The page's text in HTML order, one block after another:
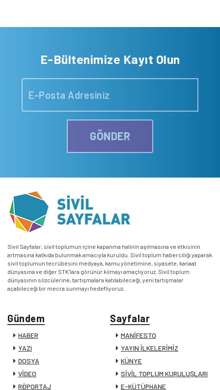
E-Bültenimize Kayıt Olun
GÖNDER
Sivil Sayfalar, sivil toplumun içine kapanma halinin aşılmasına ve etkisinin
artmasına katkıda bulunmak amacıyla kuruldu. Sivil toplum haberciliği yaparak
sivil toplumun tecrübesini medyaya, kamu yönetimine, siyasete, kanaat
dünyasına ve diğer STK’lara görünür kılmayı amaçlıyoruz. Sivil toplum
dünyasının sözcülerine, tartışmalara katılabileceği, yeni tartışmalar
açabileceği bir mecra sunmayı hedefliyoruz.
Gündem
HABER
YAZI
DOSYA
VİDEO
RÖPORTAJ
Sayfalar
MANİFESTO
YAYIN İLKELERİMİZ
KÜNYE
SİVİL TOPLUM KURULUŞLARI
E-KÜTÜPHANE